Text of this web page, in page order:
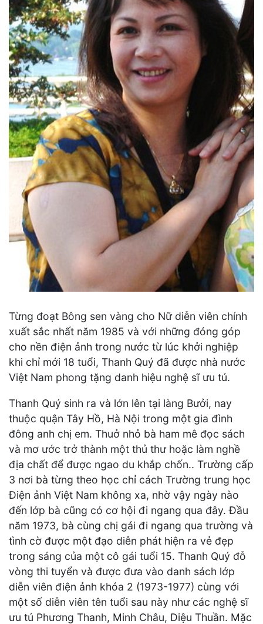
Từng đoạt Bông sen vàng cho Nữ diễn viên chính
xuất sắc nhất năm 1985 và với những đóng góp
cho nền điện ảnh trong nước từ lúc khởi nghiệp
khi chỉ mới 18 tuổi, Thanh Quý đã được nhà nước
Việt Nam phong tặng danh hiệu nghệ sĩ ưu tú.
Thanh Quý sinh ra và lớn lên tại làng Bưởi, nay
thuộc quận Tây Hồ, Hà Nội trong một gia đình
đông anh chị em. Thuở nhỏ bà ham mê đọc sách
và mơ ước trở thành một thủ thư hoặc làm nghề
địa chất để được ngao du khắp chốn.. Trường cấp
3 nơi bà từng theo học chỉ cách Trường trung học
Điện ảnh Việt Nam không xa, nhờ vậy ngày nào
đến lớp bà cũng có cơ hội đi ngang qua đây. Đầu
năm 1973, bà cùng chị gái đi ngang qua trường và
tình cờ được một đạo diễn phát hiện ra vẻ đẹp
trong sáng của một cô gái tuổi 15. Thanh Quý đỗ
vòng thi tuyển và được đưa vào danh sách lớp
diễn viên điện ảnh khóa 2 (1973-1977) cùng với
một số diễn viên tên tuổi sau này như các nghệ sĩ
ưu tú Phương Thanh, Minh Châu, Diệu Thuần. Mặc